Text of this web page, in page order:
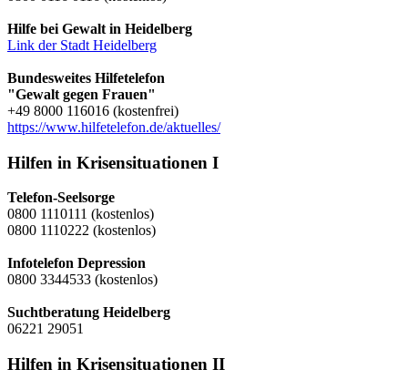
Hilfe bei Gewalt in Heidelberg
Link der Stadt Heidelberg
Bundesweites Hilfetelefon
"Gewalt gegen Frauen"
+49 8000 116016 (kostenfrei)
https://www.hilfetelefon.de/aktuelles/
Hilfen in Krisensituationen I
Telefon-Seelsorge
0800 1110111 (kostenlos)
0800 1110222 (kostenlos)
Infotelefon Depression
0800 3344533 (kostenlos)
Suchtberatung Heidelberg
06221 29051
Hilfen in Krisensituationen II